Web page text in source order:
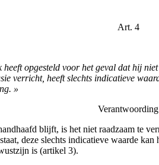
Art. 4
opgesteld voor het geval dat hij
verricht, heeft slechts indicatieve
»
Verantwoording
blijft, is het niet raadzaam te
deze slechts indicatieve waarde kan
is (artikel 3).